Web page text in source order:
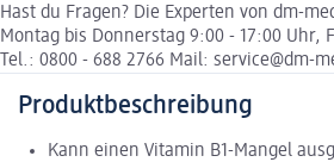
Hast du Fragen? Die Experten von dm-
Montag bis Donnerstag 9:00 - 17:00 Uhr,
Tel.: 0800 - 688 2766 Mail: service@dm-
Produktbeschreibung
Kann einen Vitamin B1-Mangel